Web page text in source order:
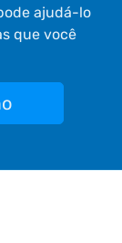
ajudá-lo
que você